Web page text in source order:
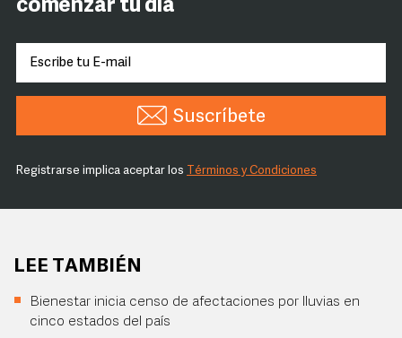
comenzar tu día
Suscríbete
Registrarse implica aceptar los Términos y Condiciones
LEE TAMBIÉN
Bienestar inicia censo de afectaciones por lluvias en
cinco estados del país